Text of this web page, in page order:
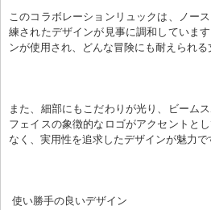
このコラボレーションリュックは、ノー
練されたデザインが見事に調和していま
ンが使用され、どんな冒険にも耐えられる
また、細部にもこだわりが光り、ビーム
フェイスの象徴的なロゴがアクセントと
なく、実用性を追求したデザインが魅力で
使い勝手の良いデザイン